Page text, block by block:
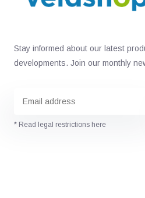
Stay informed about our latest
developments. Join our monthly
* Read legal restrictions here